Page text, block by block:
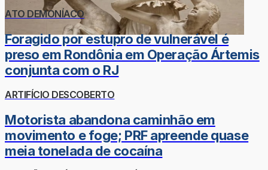
ATO DEMONÍACO
Foragido por estupro de vulnerável é
preso em Rondônia em Operação Ártemis
conjunta com o RJ
ARTIFÍCIO DESCOBERTO
Motorista abandona caminhão em
movimento e foge; PRF apreende quase
meia tonelada de cocaína